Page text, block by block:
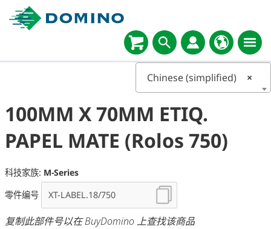
×
Chinese (simplified)
100MM X 70MM ETIQ.
PAPEL MATE (Rolos 750)
科技家族: M-Series
零件编号
复制此部件号以在 BuyDomino 上查找该商品